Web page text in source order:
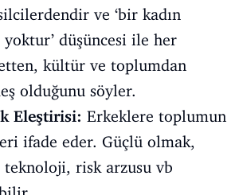
ve ‘bir kadın
düşüncesi ile her
kültür ve toplumdan
olduğunu söyler.
Eleştirisi: Erkeklere toplumun
ifade eder. Güçlü olmak,
teknoloji, risk arzusu vb